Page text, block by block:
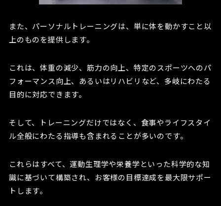
また、パーソナルトレーニングは、単に体を動かすこと以
上のものを提供します。
これは、体重の減少、筋力の向上、特定のスポーツへのパ
フォーマンス向上、あるいはリハビリなど、多岐にわたる
目的に対応できます。
そして、トレーニングだけではなく、食事やライフスタイ
ル全般にわたる指導も含まれることが多いのです。
これらはすべて、運動生理学や栄養学といった科学的な知
識に基づいて構築され、お客様の目標達成を最大限サポー
トします。